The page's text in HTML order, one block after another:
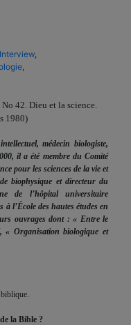
42. Dieu et la science.
1980)
médecin biologiste,
il a été membre du Comité
pour les sciences de la vie et
biophysique et directeur du
de l’hôpital universitaire
à l’École des hautes études en
ouvrages dont :« Entre le
Organisation biologique et
la Bible ?